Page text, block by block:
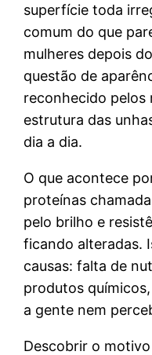
superfície toda
comum do que
mulheres depois
questão de
reconhecido pelos
estrutura das
dia a dia.
O que acontece
proteínas
pelo brilho e
ficando alteradas.
causas: falta de
produtos
a gente nem
Descobrir o